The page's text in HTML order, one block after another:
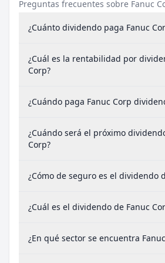
Preguntas frecuentes sobre Fanuc
¿Cuánto dividendo paga Fanuc
¿Cuál es la rentabilidad por
Corp?
¿Cuándo paga Fanuc Corp
¿Cuándo será el próximo
Corp?
¿Cómo de seguro es el dividendo
¿Cuál es el dividendo de Fanuc
¿En qué sector se encuentra